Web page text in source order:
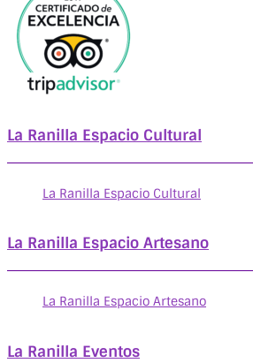
La Ranilla Espacio Cultural
La Ranilla Espacio Cultural
La Ranilla Espacio Artesano
La Ranilla Espacio Artesano
La Ranilla Eventos